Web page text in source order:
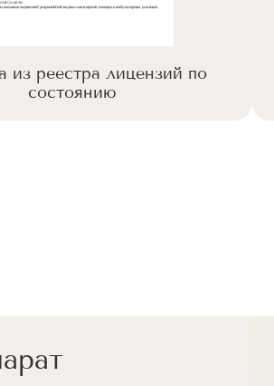
из реестра лицензий по
состоянию